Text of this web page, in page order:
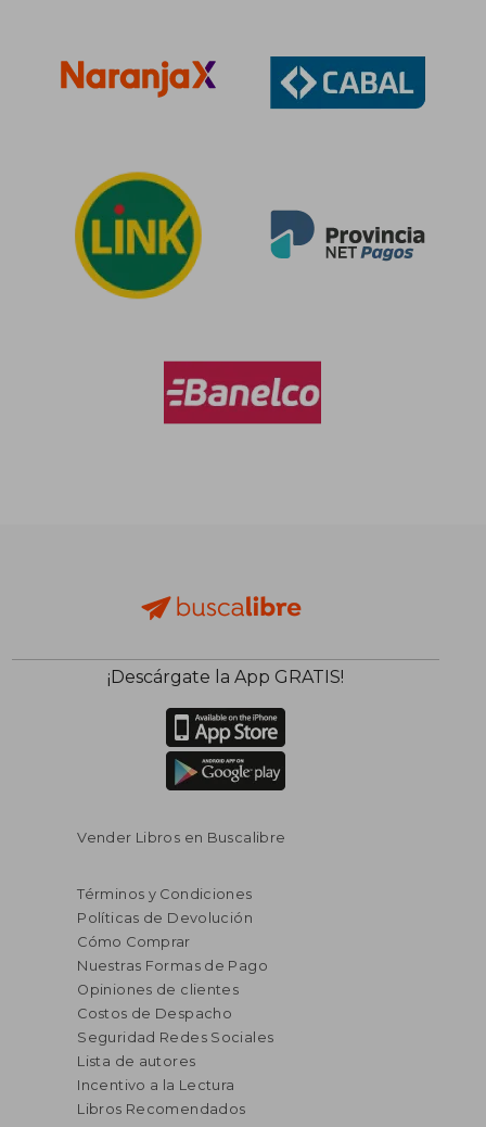
¡Descárgate la App GRATIS!
Vender Libros en Buscalibre
Términos y Condiciones
Políticas de Devolución
Cómo Comprar
Nuestras Formas de Pago
Opiniones de clientes
Costos de Despacho
Seguridad Redes Sociales
Lista de autores
Incentivo a la Lectura
Libros Recomendados